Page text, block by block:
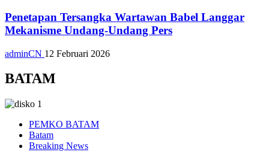
Penetapan Tersangka Wartawan Babel Langgar
Mekanisme Undang-Undang Pers
adminCN 12 Februari 2026
BATAM
PEMKO BATAM
Batam
Breaking News